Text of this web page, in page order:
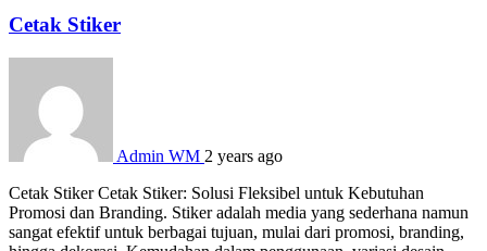
Cetak Stiker
Admin WM 2 years ago
Cetak Stiker Cetak Stiker: Solusi Fleksibel untuk Kebutuhan
Promosi dan Branding. Stiker adalah media yang sederhana namun
sangat efektif untuk berbagai tujuan, mulai dari promosi, branding,